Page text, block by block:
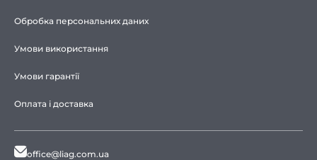
Обробка персональних даних
Умови використання
Умови гарантії
Оплата і доставка
office@liag.com.ua